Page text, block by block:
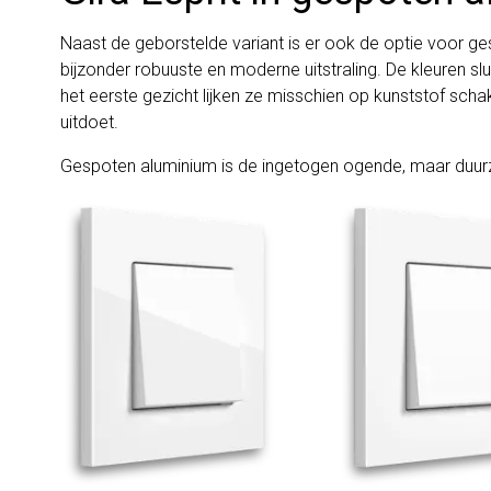
Naast de geborstelde variant is er ook de optie voor
bijzonder robuuste en moderne uitstraling. De kleuren
het eerste gezicht lijken ze misschien op kunststof
uitdoet.
Gespoten aluminium is de ingetogen ogende, maar